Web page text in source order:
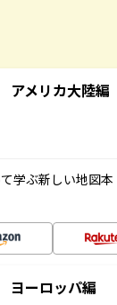
メリカ大陸編
学ぶ新しい地図
ーロッパ編